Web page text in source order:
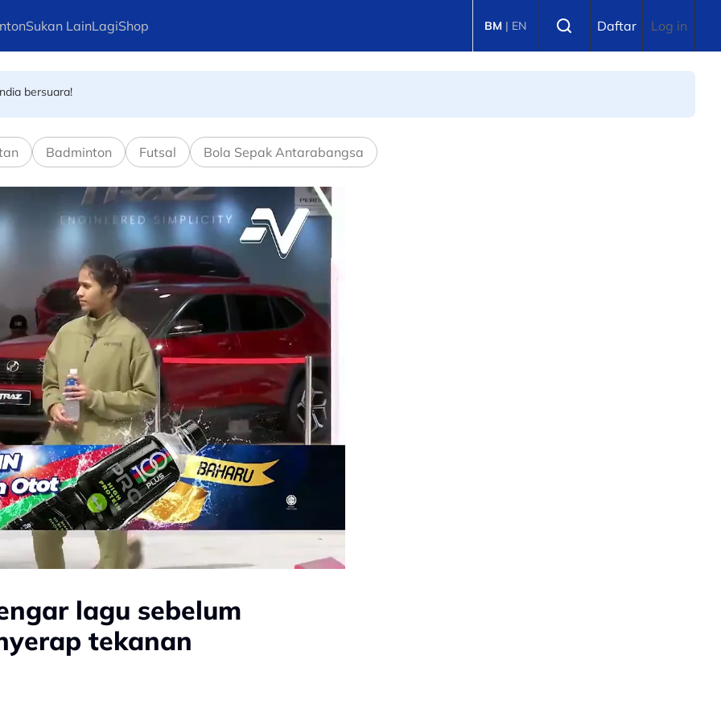
Sukan LainLagiShop BM | EN Daftar Log in
bersuara!
Trabzonspor
Badminton Futsal Bola Sepak Antarabangsa
lagu sebelum
tekanan